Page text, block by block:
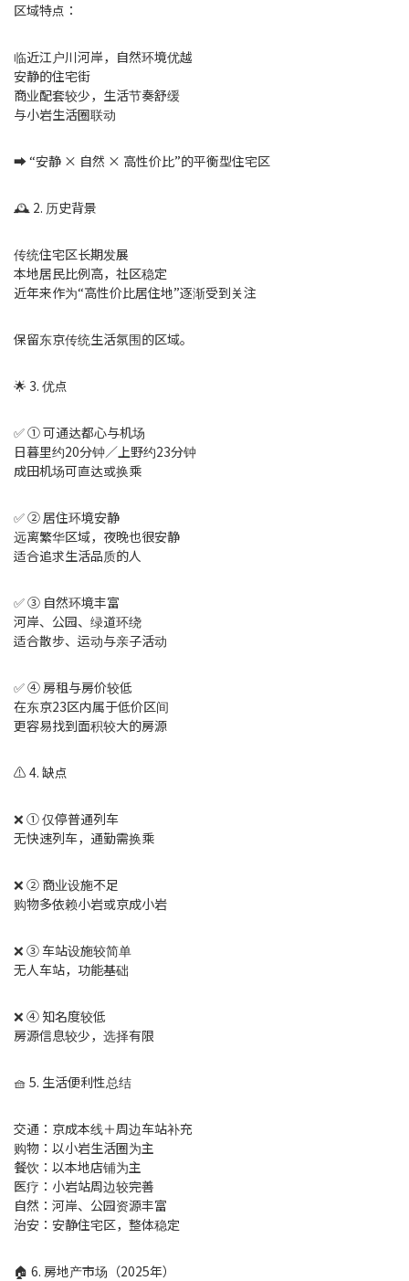
区域特点：
临近江户川河岸，自然环境优越
安静的住宅街
商业配套较少，生活节奏舒缓
与小岩生活圈联动
➡️ “安静 × 自然 × 高性价比”的平衡型住宅区
🕰 2. 历史背景
传统住宅区长期发展
本地居民比例高，社区稳定
近年来作为“高性价比居住地”逐渐受到关注
保留东京传统生活氛围的区域。
🌟 3. 优点
✅ ① 可通达都心与机场
日暮里约20分钟／上野约23分钟
成田机场可直达或换乘
✅ ② 居住环境安静
远离繁华区域，夜晚也很安静
适合追求生活品质的人
✅ ③ 自然环境丰富
河岸、公园、绿道环绕
适合散步、运动与亲子活动
✅ ④ 房租与房价较低
在东京23区内属于低价区间
更容易找到面积较大的房源
⚠️ 4. 缺点
❌ ① 仅停普通列车
无快速列车，通勤需换乘
❌ ② 商业设施不足
购物多依赖小岩或京成小岩
❌ ③ 车站设施较简单
无人车站，功能基础
❌ ④ 知名度较低
房源信息较少，选择有限
🧺 5. 生活便利性总结
交通：京成本线＋周边车站补充
购物：以小岩生活圈为主
餐饮：以本地店铺为主
医疗：小岩站周边较完善
自然：河岸、公园资源丰富
治安：安静住宅区，整体稳定
🏠 6. 房地产市场（2025年）